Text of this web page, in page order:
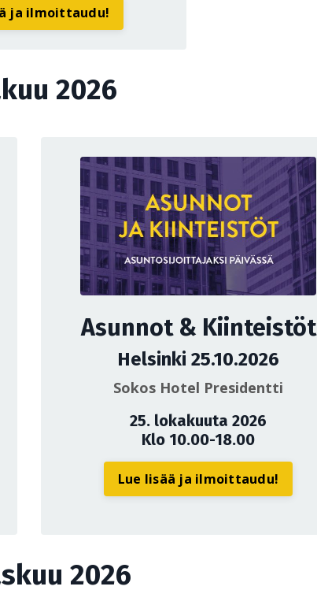
ja ilmoittaudu!
2026
Asunnot & Kiinteistöt
Helsinki 25.10.2026
Sokos Hotel Presidentti
25. lokakuuta 2026
Klo 10.00-18.00
Lue lisää ja ilmoittaudu!
2026